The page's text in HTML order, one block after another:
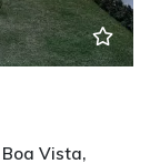
Vista,